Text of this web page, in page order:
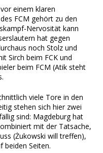
einem klaren
FCM gehört zu den
Nervosität kann
hat gegen
noch Stolz und
Sirch beim FCK und
beim FCM (Atik steht
viele Tore in den
stehen sich hier zwei
sind: Magdeburg hat
mit der Tatsache,
(Żukowski will treffen),
beiden Seiten.